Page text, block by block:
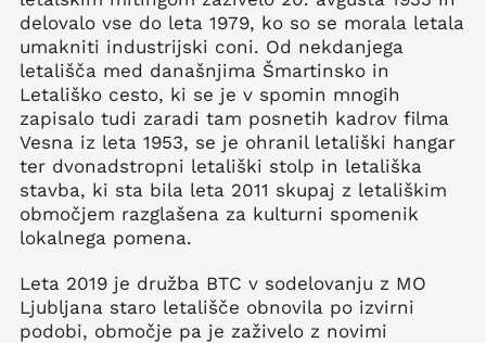
delovalo vse do leta 1979, ko so se morala letala
umakniti industrijski coni. Od nekdanjega
letališča med današnjima Šmartinsko in
Letališko cesto, ki se je v spomin mnogih
zapisalo tudi zaradi tam posnetih kadrov filma
Vesna iz leta 1953, se je ohranil letališki hangar
ter dvonadstropni letališki stolp in letališka
stavba, ki sta bila leta 2011 skupaj z letališkim
območjem razglašena za kulturni spomenik
lokalnega pomena.
Leta 2019 je družba BTC v sodelovanju z MO
Ljubljana staro letališče obnovila po izvirni
podobi, območje pa je zaživelo z novimi